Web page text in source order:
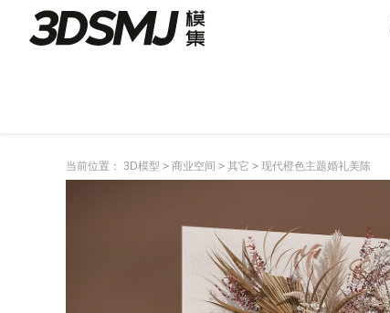
当前位置： 3D模型 > 商业空间 > 其它 > 现代橙色主题婚礼美陈